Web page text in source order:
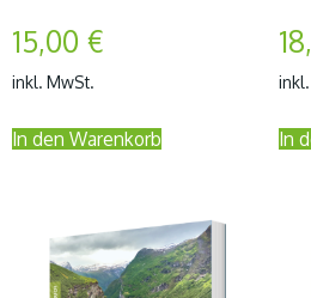
15,00 €
inkl. MwSt.
In den Warenkorb In